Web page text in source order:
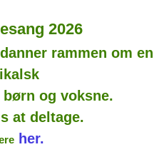
2026
rammen om en
og voksne.
at deltage.
her.